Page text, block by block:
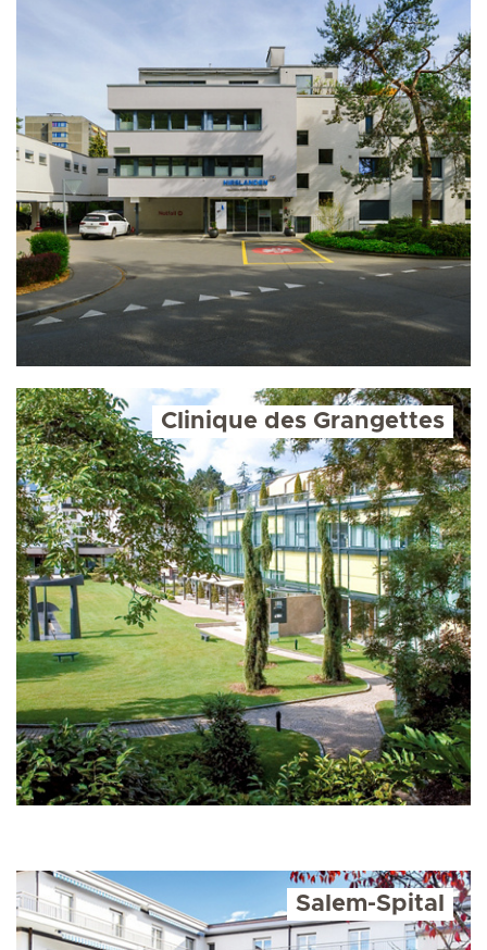
Clinique des Grangettes
Salem-Spital